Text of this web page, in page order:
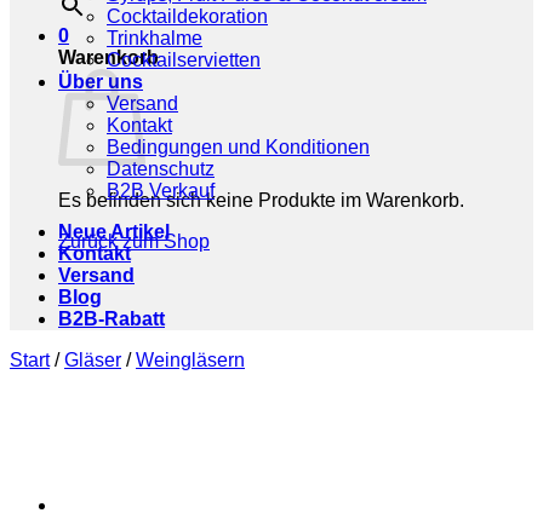
0
Warenkorb
Es befinden sich keine Produkte im Warenkorb.
Zurück zum Shop
Cocktaildekoration
Trinkhalme
Cocktailservietten
Über uns
Versand
Kontakt
Bedingungen und Konditionen
Datenschutz
B2B Verkauf
Neue Artikel
Kontakt
Versand
Blog
B2B-Rabatt
Start / Gläser / Weingläsern